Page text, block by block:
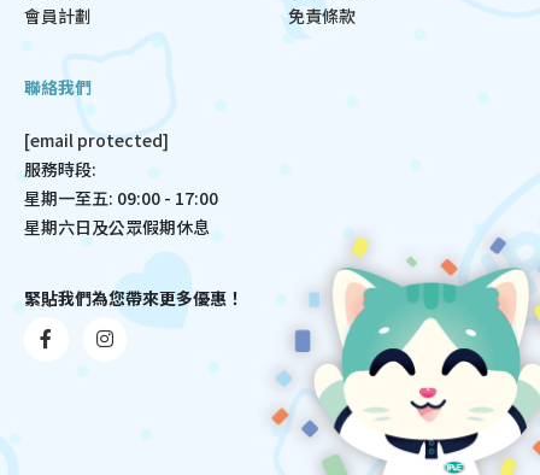
會員計劃
免責條款
聯絡我們
[email protected]
服務時段:
星期一至五: 09:00 - 17:00
星期六日及公眾假期休息
緊貼我們為您帶來更多優惠！